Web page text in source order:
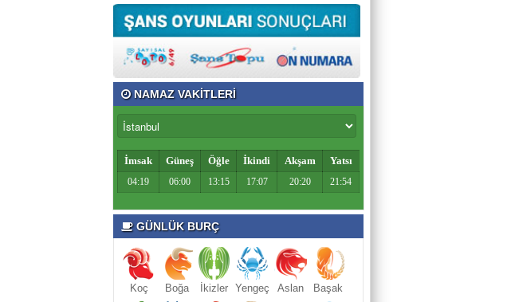
NAMAZ VAKİTLERİ
İmsak Güneş Öğle İkindi Akşam Yatsı
04:19 06:00 13:15 17:07 20:20 21:54
GÜNLÜK BURÇ
Koç Boğa İkizler Yengeç Aslan Başak